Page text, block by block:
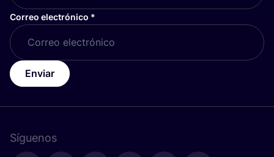
Correo electrónico *
Enviar
Síguenos